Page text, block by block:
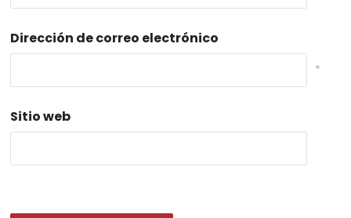
Dirección de correo electrónico
*
Sitio web